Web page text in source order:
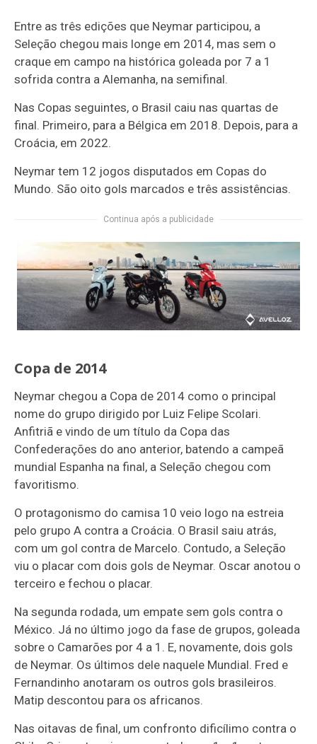
Entre as três edições que Neymar participou, a
Seleção chegou mais longe em 2014, mas sem o
craque em campo na histórica goleada por 7 a 1
sofrida contra a Alemanha, na semifinal.
Nas Copas seguintes, o Brasil caiu nas quartas de
final. Primeiro, para a Bélgica em 2018. Depois, para a
Croácia, em 2022.
Neymar tem 12 jogos disputados em Copas do
Mundo. São oito gols marcados e três assistências.
Continua após a publicidade
Copa de 2014
Neymar chegou a Copa de 2014 como o principal
nome do grupo dirigido por Luiz Felipe Scolari.
Anfitriã e vindo de um título da Copa das
Confederações do ano anterior, batendo a campeã
mundial Espanha na final, a Seleção chegou com
favoritismo.
O protagonismo do camisa 10 veio logo na estreia
pelo grupo A contra a Croácia. O Brasil saiu atrás,
com um gol contra de Marcelo. Contudo, a Seleção
viu o placar com dois gols de Neymar. Oscar anotou o
terceiro e fechou o placar.
Na segunda rodada, um empate sem gols contra o
México. Já no último jogo da fase de grupos, goleada
sobre o Camarões por 4 a 1. E, novamente, dois gols
de Neymar. Os últimos dele naquele Mundial. Fred e
Fernandinho anotaram os outros gols brasileiros.
Matip descontou para os africanos.
Nas oitavas de final, um confronto dificílimo contra o